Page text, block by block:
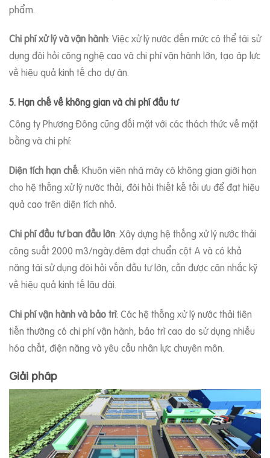
phẩm.
Chi phí xử lý và vận hành: Việc xử lý nước đến mức có thể tái sử
dụng đòi hỏi công nghệ cao và chi phí vận hành lớn, tạo áp lực
về hiệu quả kinh tế cho dự án.
5. Hạn chế về không gian và chi phí đầu tư
Công ty Phương Đông cũng đối mặt với các thách thức về mặt
bằng và chi phí:
Diện tích hạn chế: Khuôn viên nhà máy có không gian giới hạn
cho hệ thống xử lý nước thải, đòi hỏi thiết kế tối ưu để đạt hiệu
quả cao trên diện tích nhỏ.
Chi phí đầu tư ban đầu lớn: Xây dựng hệ thống xử lý nước thải
công suất 2000 m3/ngày.đêm đạt chuẩn cột A và có khả
năng tái sử dụng đòi hỏi vốn đầu tư lớn, cần được cân nhắc kỹ
về hiệu quả kinh tế lâu dài.
Chi phí vận hành và bảo trì: Các hệ thống xử lý nước thải tiên
tiến thường có chi phí vận hành, bảo trì cao do sử dụng nhiều
hóa chất, điện năng và yêu cầu nhân lực chuyên môn.
Giải pháp